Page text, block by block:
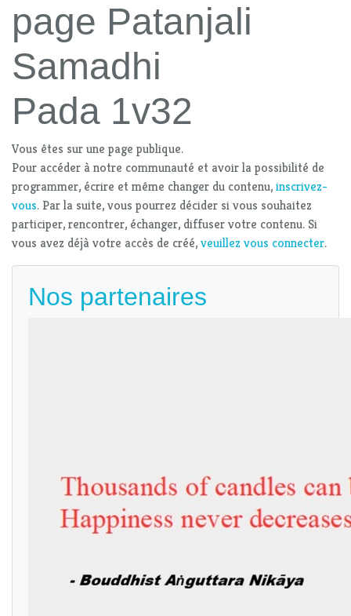
page Patanjali
Samadhi
Pada 1v32
Vous êtes sur une page publique.
Pour accéder à notre communauté et avoir la possibilité de
programmer, écrire et même changer du contenu,inscrivez-
vous. Par la suite, vous pourrez décider si vous souhaitez
participer, rencontrer, échanger, diffuser votre contenu. Si
vous avez déjà votre accès de créé,veuillez vous connecter.
Nos partenaires